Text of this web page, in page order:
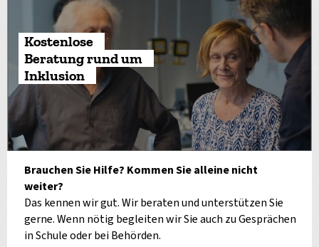
Kostenlose
Beratung rund um
Inklusion
Brauchen Sie Hilfe? Kommen Sie alleine nicht
weiter?
Das kennen wir gut. Wir beraten und unterstützen Sie
gerne. Wenn nötig begleiten wir Sie auch zu Gesprächen
in Schule oder bei Behörden.